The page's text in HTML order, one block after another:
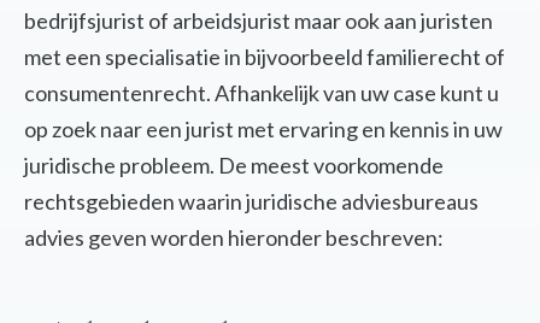
bedrijfsjurist of arbeidsjurist maar ook aan juristen
met een specialisatie in bijvoorbeeld familierecht of
consumentenrecht. Afhankelijk van uw case kunt u
op zoek naar een jurist met ervaring en kennis in uw
juridische probleem. De meest voorkomende
rechtsgebieden waarin juridische adviesbureaus
advies geven worden hieronder beschreven: